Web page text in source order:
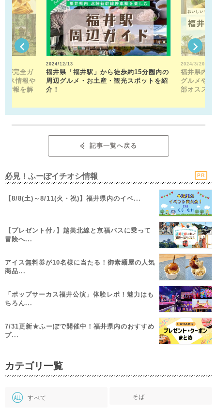
が完全ガ
ス情報や
情報を解
2024/12/13
福井県「福井駅」から徒歩約15分圏内の
周辺グルメ・お土産・観光スポットを紹
介！
2024/3/20
福井県内の
グルメや近
部オススメ
記事一覧へ戻る
必見！ふーぽイチオシ情報 PR
【8/8(土)～8/11(火・祝)】福井県内のイベ...
【プレゼント付♪】越美北線と京福バスに乗って
冒険へ...
アイス無料券が10名様に当たる！御素麺屋の人気
商品...
「ポップサーカス福井公演」体験レポ！魅力はも
ちろん...
7/31更新★ふーぽで開催中！福井県内のおすすめ
プ...
カテゴリ一覧
すべて そば